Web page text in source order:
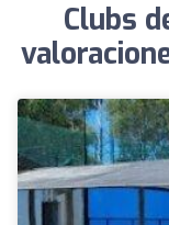
Clubs